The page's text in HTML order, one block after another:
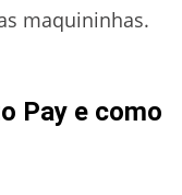
maquininhas.
Pay e como